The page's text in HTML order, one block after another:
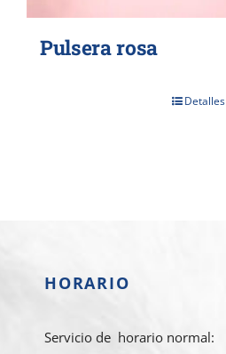
Pulsera rosa
Detalles
HORARIO
Servicio de horario normal: